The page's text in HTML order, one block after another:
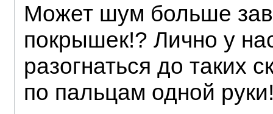
Может шум больше
покрышек!? Лично у
разогнаться до таких
по пальцам одной